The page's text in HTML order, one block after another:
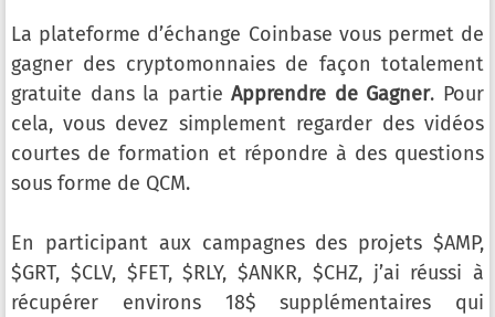
La plateforme d’échange Coinbase vous permet de
gagner des cryptomonnaies de façon totalement
gratuite dans la partie Apprendre de Gagner. Pour
cela, vous devez simplement regarder des vidéos
courtes de formation et répondre à des questions
sous forme de QCM.
En participant aux campagnes des projets $AMP,
$GRT, $CLV, $FET, $RLY, $ANKR, $CHZ, j’ai réussi à
récupérer environs 18$ supplémentaires qui